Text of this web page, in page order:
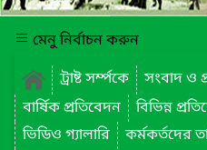
মেনু নির্বাচন করুন
ট্রাষ্ট সর্ম্পকে
সংবাদ ও
বার্ষিক প্রতিবেদন
বিভিন্ন
ভিডিও গ্যালারি
কর্মকর্তদের